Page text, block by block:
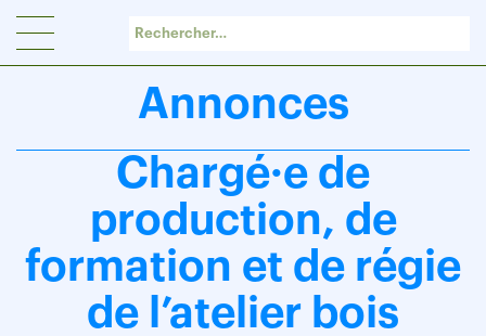
Annonces
Chargé·e de
production, de
formation et de régie
de l’atelier bois